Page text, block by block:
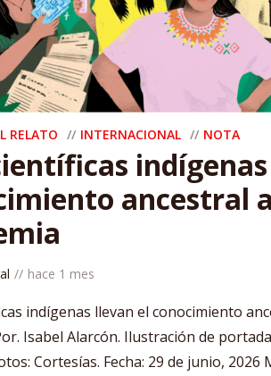
RELATO INTERNACIONAL NOTA
ancestral
hace 1 mes
indígenas llevan el conocimiento
Isabel Alarcón. Ilustración de
Cortesías. Fecha: 29 de junio, 2026